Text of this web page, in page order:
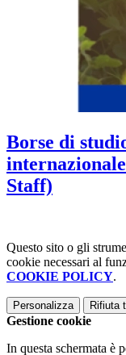
Borse di
Staff)
Questo sito o gli
cookie necessari al
COOKIE POLICY.
Personalizza Rifiuta
Gestione cookie
In questa schermata è